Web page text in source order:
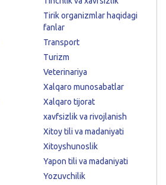
Tirik organizmlar haqidagi
fanlar
Transport
Turizm
Veterinariya
Xalqaro munosabatlar
Xalqaro tijorat
xavfsizlik va rivojlanish
Xitoy tili va madaniyati
Xitoyshunoslik
Yapon tili va madaniyati
Yozuvchilik